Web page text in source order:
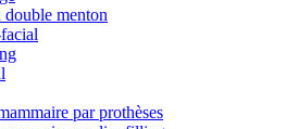
menton
par prothèses